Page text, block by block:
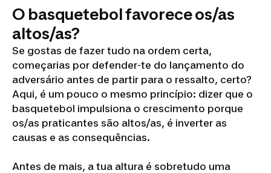
O basquetebol favorece os/as
altos/as?
Se gostas de fazer tudo na ordem certa,
começarias por defender-te do lançamento do
adversário antes de partir para o ressalto, certo?
Aqui, é um pouco o mesmo princípio: dizer que o
basquetebol impulsiona o crescimento porque
os/as praticantes são altos/as, é inverter as
causas e as consequências.
Antes de mais, a tua altura é sobretudo uma